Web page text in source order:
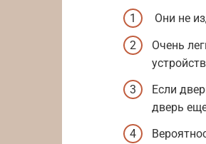
Они не
Очень
Если
дверь